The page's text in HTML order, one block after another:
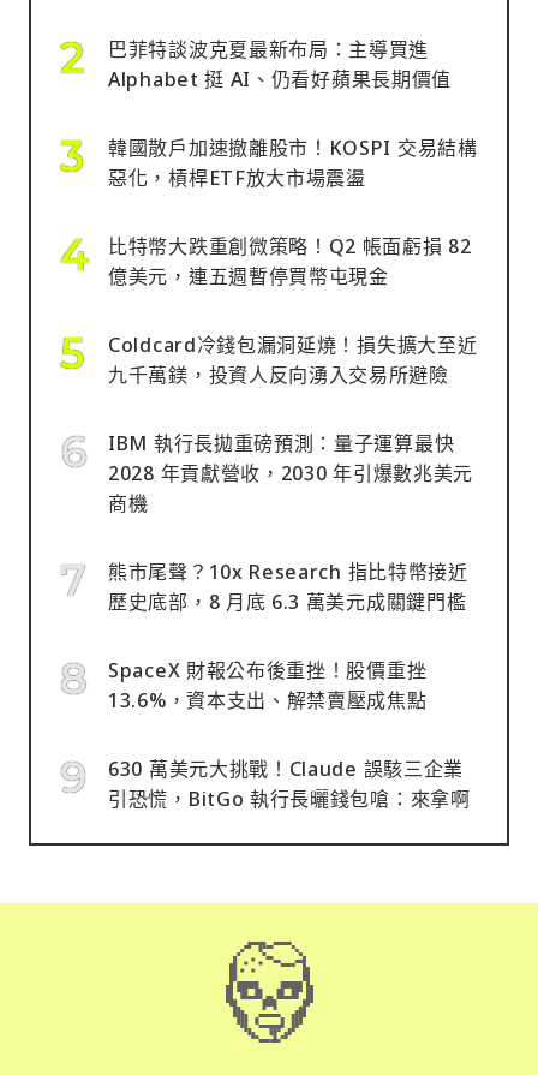
巴菲特談波克夏最新布局：主導買進
Alphabet 挺 AI、仍看好蘋果長期價值
韓國散戶加速撤離股市！KOSPI 交易結構
惡化，槓桿ETF放大市場震盪
比特幣大跌重創微策略！Q2 帳面虧損 82
億美元，連五週暫停買幣屯現金
Coldcard冷錢包漏洞延燒！損失擴大至近
九千萬鎂，投資人反向湧入交易所避險
IBM 執行長拋重磅預測：量子運算最快
2028 年貢獻營收，2030 年引爆數兆美元
商機
熊市尾聲？10x Research 指比特幣接近
歷史底部，8 月底 6.3 萬美元成關鍵門檻
SpaceX 財報公布後重挫！股價重挫
13.6%，資本支出、解禁賣壓成焦點
630 萬美元大挑戰！Claude 誤駭三企業
引恐慌，BitGo 執行長曬錢包嗆：來拿啊